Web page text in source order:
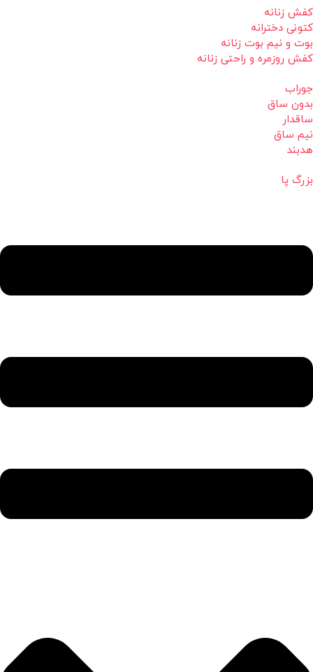
کفش زنانه
کتونی دخترانه
بوت و نیم بوت زنانه
کفش روزمره و راحتی زنانه
جوراب
بدون ساق
ساقدار
نیم ساق
هدبند
بزرگ پا